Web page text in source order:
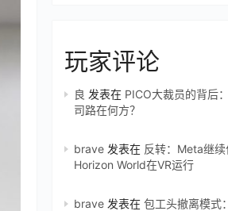
玩家评论
良 发表在 PICO大裁员的背后
司路在何方？
brave 发表在 反转：Meta继续
Horizon World在VR运行
brave 发表在 包工头撤离模式